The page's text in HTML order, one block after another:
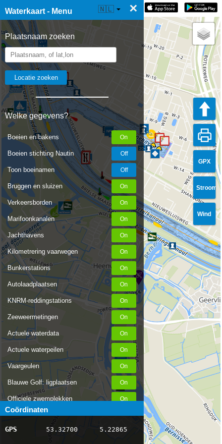
Waterkaart - Menu ×
Plaatsnaam zoeken
Welke gegevens?
Boeien en bakens
Boeien stichting Nautin
Toon boeinamen
Bruggen en sluizen
Verkeersborden
Marifoonkanalen
Jachthavens
Kilometrering vaarwegen
Bunkerstations
Autolaadplaatsen
KNRM-reddingstations
Zeeweermetingen
Actuele waterdata
Actuele waterpeilen
Vaargeulen
Blauwe Golf: ligplaatsen
Officiele zwemplekken
Stremmingen/hinder
AIS scheepsposities
Coördinaten
GPS 53.32700 5.22865
☰ Waterkaart Live 🇳🇱
GPX
Stroom
Wind